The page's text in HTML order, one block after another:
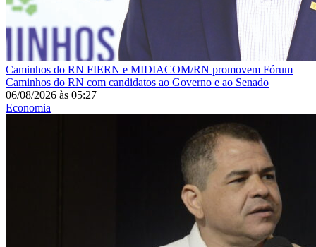
Caminhos do RN FIERN e MIDIACOM/RN promovem Fórum
Caminhos do RN com candidatos ao Governo e ao Senado
06/08/2026 às 05:27
Economia